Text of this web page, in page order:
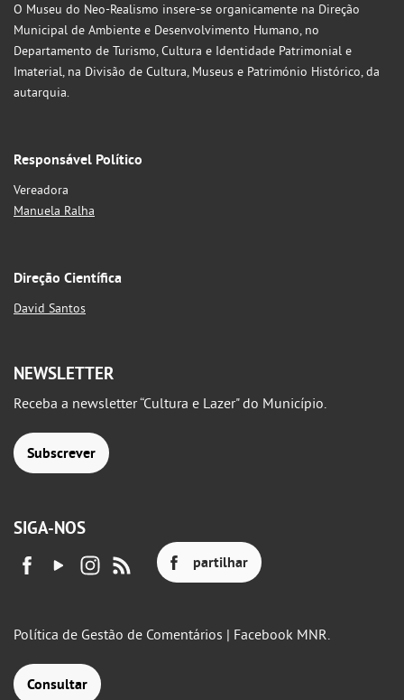
O Museu do Neo-Realismo insere-se organicamente na Direção
Municipal de Ambiente e Desenvolvimento Humano, no
Departamento de Turismo, Cultura e Identidade Patrimonial e
Imaterial, na Divisão de Cultura, Museus e Património Histórico, da
autarquia.
Responsável Político
Vereadora
Manuela Ralha
Direção Científica
David Santos
NEWSLETTER
Receba a newsletter “Cultura e Lazer" do Município.
Subscrever
SIGA-NOS
partilhar
Política de Gestão de Comentários | Facebook MNR.
Consultar